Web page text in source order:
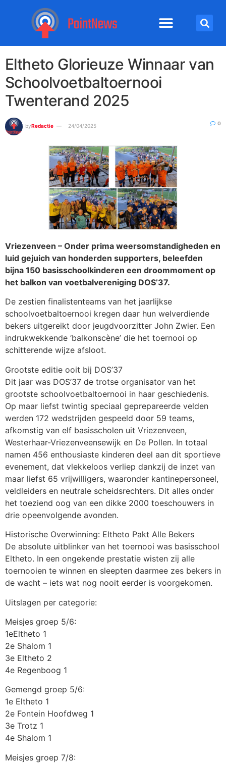
Eltheto Glorieuze Winnaar van
Schoolvoetbaltoernooi
Twenterand 2025
byRedactie 24/04/2025 0
Vriezenveen – Onder prima weersomstandigheden en
luid gejuich van honderden supporters, beleefden
bijna 150 basisschoolkinderen een droommoment op
het balkon van voetbalvereniging DOS’37.
De zestien finalistenteams van het jaarlijkse
schoolvoetbaltoernooi kregen daar hun welverdiende
bekers uitgereikt door jeugdvoorzitter John Zwier. Een
indrukwekkende ‘balkonscène’ die het toernooi op
schitterende wijze afsloot.
Grootste editie ooit bij DOS’37
Dit jaar was DOS’37 de trotse organisator van het
grootste schoolvoetbaltoernooi in haar geschiedenis.
Op maar liefst twintig speciaal geprepareerde velden
werden 172 wedstrijden gespeeld door 59 teams,
afkomstig van elf basisscholen uit Vriezenveen,
Westerhaar-Vriezenveensewijk en De Pollen. In totaal
namen 456 enthousiaste kinderen deel aan dit sportieve
evenement, dat vlekkeloos verliep dankzij de inzet van
maar liefst 65 vrijwilligers, waaronder kantinepersoneel,
veldleiders en neutrale scheidsrechters. Dit alles onder
het toeziend oog van een dikke 2000 toeschouwers in
drie opeenvolgende avonden.
Historische Overwinning: Eltheto Pakt Alle Bekers
De absolute uitblinker van het toernooi was basisschool
Eltheto. In een ongekende prestatie wisten zij alle
toernooien te winnen en sleepten daarmee zes bekers in
de wacht – iets wat nog nooit eerder is voorgekomen.
Uitslagen per categorie:
Meisjes groep 5/6:
1eEltheto 1
2e Shalom 1
3e Eltheto 2
4e Regenboog 1
Gemengd groep 5/6:
1e Eltheto 1
2e Fontein Hoofdweg 1
3e Trotz 1
4e Shalom 1
Meisjes groep 7/8: